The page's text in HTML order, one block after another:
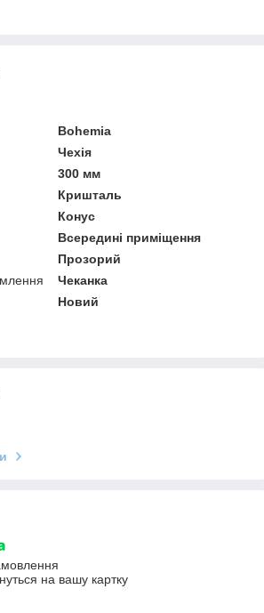
Bohemia
Чехія
300 мм
Кришталь
Конус
Всередині приміщення
Прозорий
Чеканка
Новий
на вашу картку